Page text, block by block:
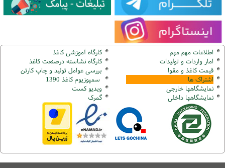
اطلاعات مهم مهم
امار واردات و تولیدات
قیمت کاغذ و مقوا
اشتراک ها
نمایشگاهها خارجی
نمایشگاهها داخلی
کارگاه آموزشی کاغذ
کارگاه نشاسته درصنعت کاغذ
بررسی عوامل تولید و چاپ کارتن
سمپوزیوم کاغذ 1390
ویدیو کست
گمرک